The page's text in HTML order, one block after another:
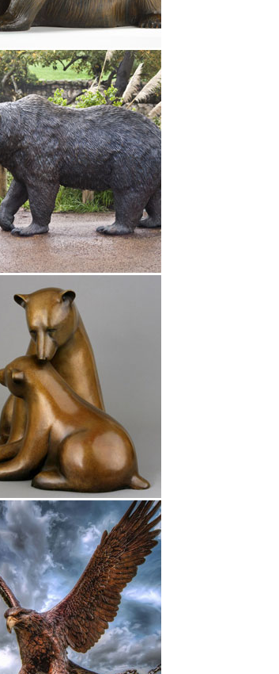
фото.После революции
вкуса и буржуазного прошлого.
Это будет очень милая по
эмоций. Такую
товара. от руб.Собака – символ
простой силуэт собаки из фетра,
только с
Артикул: RV- 42.
грацию животного, выразить его
талисманом, символом
и всегда будет радовать и
(А -> Я) Наименование (Я -> А)
фигурки: 10×6х6 см. Размер